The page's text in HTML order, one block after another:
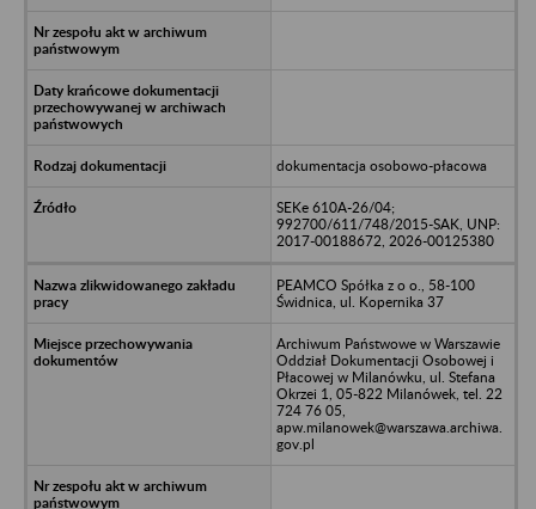
dokumentacja osobowo-płacowa
SEKe 610A-26/04;
992700/611/748/2015-SAK, UNP:
2017-00188672, 2026-00125380
PEAMCO Spółka z o o., 58-100
Świdnica, ul. Kopernika 37
Archiwum Państwowe w Warszawie
Oddział Dokumentacji Osobowej i
Płacowej w Milanówku, ul. Stefana
Okrzei 1, 05-822 Milanówek, tel. 22
724 76 05,
apw.milanowek@warszawa.archiwa.
gov.pl